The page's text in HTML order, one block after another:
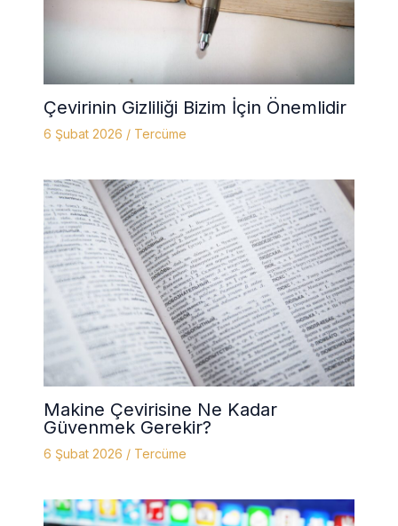
Çevirinin Gizliliği Bizim İçin Önemlidir
6 Şubat 2026 / Tercüme
Makine Çevirisine Ne Kadar
Güvenmek Gerekir?
6 Şubat 2026 / Tercüme